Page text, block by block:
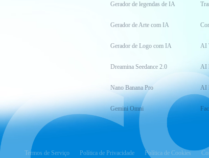
Gerador de legendas de IA
Gerador de Arte com IA
Gerador de Logo com IA
Dreamina Seedance 2.0
Nano Banana Pro
Gemini Omni
AI
AI
AI
Termos de Serviço Política de Privacidade Política de Cookies